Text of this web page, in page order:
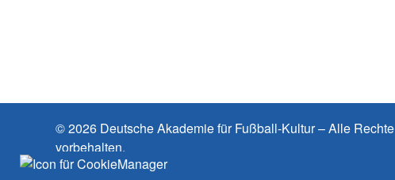
© 2026 Deutsche Akademie für Fußball-Kultur – Alle Rechte
vorbehalten.
Cookies